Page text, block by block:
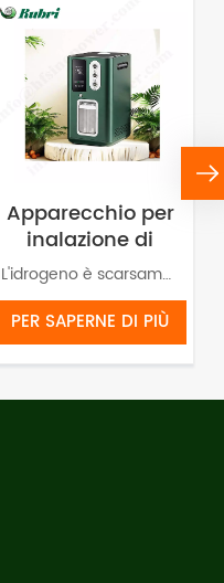
Apparecchio per
inalazione di
idrogeno HOR
1800 ml/min
99,99%
L'idrogeno è scarsamente solubile in acqua e quindi la maggior parte di esso viene rilasciata nell'aria sotto forma gassosa. Pertanto, tramite inalazione è possibile ottenere un'elevata concentrazione di idrogeno in un breve periodo di tempo. L'inalazione di idrogeno (HHO) permette all'organismo di assorbirne una grande quantità. Viene assorbito meglio dal cervello, dal sistema nervoso, dal sistema circolatorio e dai polmoni. L'idrogeno possiede proprietà "antiossidanti selettive", il che significa che neutralizza selettivamente i radicali liberi tossici nel corpo umano senza intaccare quelli benefici. Questo può alleviare lo stress ossidativo, esercitando effetti antinfiammatori e antiapoptotici.
PER SAPERNE DI PIÙ